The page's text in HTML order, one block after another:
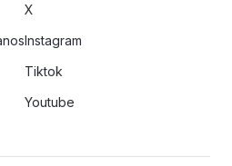
X
Instagram
Tiktok
Youtube